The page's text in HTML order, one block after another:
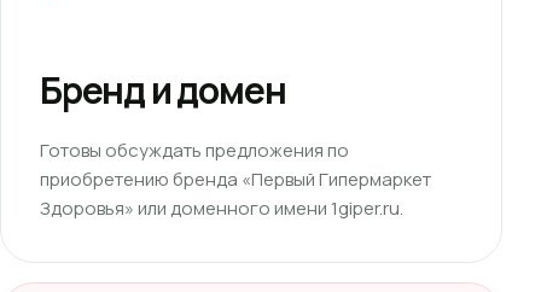
Бренд и домен
Готовы обсуждать предложения по
приобретению бренда «Первый Гипермаркет
Здоровья» или доменного имени 1giper.ru.